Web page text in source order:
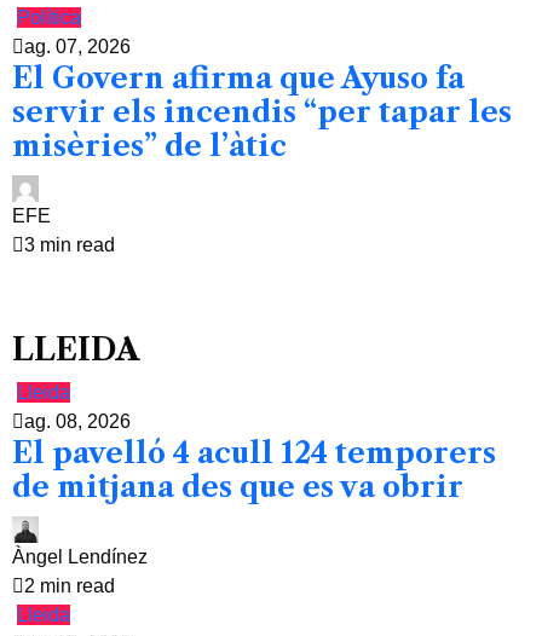
Política
ag. 07, 2026
El Govern afirma que Ayuso fa
servir els incendis “per tapar les
misèries” de l’àtic
EFE
3 min read
LLEIDA
Lleida
ag. 08, 2026
El pavelló 4 acull 124 temporers
de mitjana des que es va obrir
Àngel Lendínez
2 min read
Lleida